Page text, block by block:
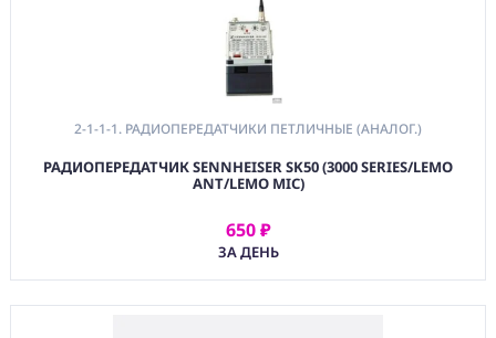
2-1-1-1. РАДИОПЕРЕДАТЧИКИ ПЕТЛИЧНЫЕ (АНАЛОГ.)
РАДИОПЕРЕДАТЧИК SENNHEISER SK50 (3000 SERIES/LEMO
ANT/LEMO MIC)
650 ₽
ЗА ДЕНЬ
АРЕНДОВАТЬ